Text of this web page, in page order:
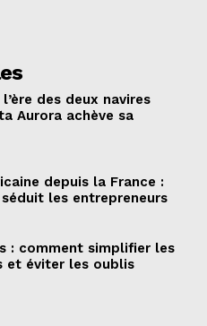
des deux navires
Aurora achève sa
depuis la France :
les entrepreneurs
: comment simplifier les
et éviter les oublis